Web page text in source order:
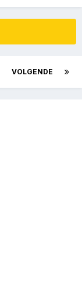
VOLGENDE